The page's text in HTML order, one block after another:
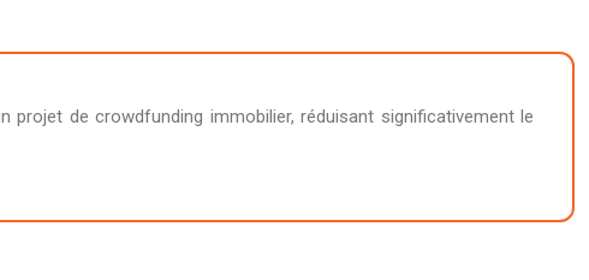
projet de crowdfunding immobilier, réduisant significativement le